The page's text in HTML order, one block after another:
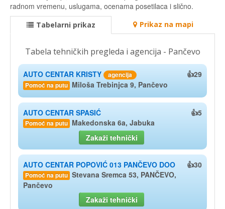
radnom vremenu, uslugama, ocenama posetilaca i slično.
Tabelarni prikaz Prikaz na mapi
Tabela tehničkih pregleda i agencija - Pančevo
AUTO CENTAR KRISTY agencija 👍29
Pomoć na putu Miloša Trebinjca 9, Pančevo
AUTO CENTAR SPASIĆ 👍5
Pomoć na putu Makedonska 6a, Jabuka
Zakaži tehnički
AUTO CENTAR POPOVIĆ 013 PANČEVO DOO 👍30
Pomoć na putu Stevana Sremca 53, PANČEVO,
Pančevo
Zakaži tehnički